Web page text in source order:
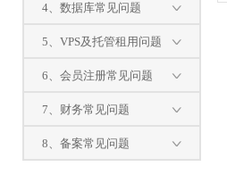
4、数据库常见问题
5、VPS及托管租用问题
6、会员注册常见问题
7、财务常见问题
8、备案常见问题